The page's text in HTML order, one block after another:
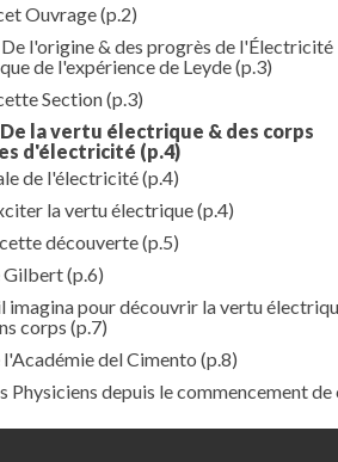
Ouvrage(p.2)
l'origine & des progrès de l'Électricité
de l'expérience de Leyde(p.3)
Section(p.3)
De la vertu électrique & des corps
d'électricité (p.4)
de l'électricité(p.4)
la vertu électrique(p.4)
découverte(p.5)
Gilbert(p.6)
imagina pour découvrir la vertu
corps (p.7)
l'Académie del Cimento (p.8)
Physiciens depuis le commencement de